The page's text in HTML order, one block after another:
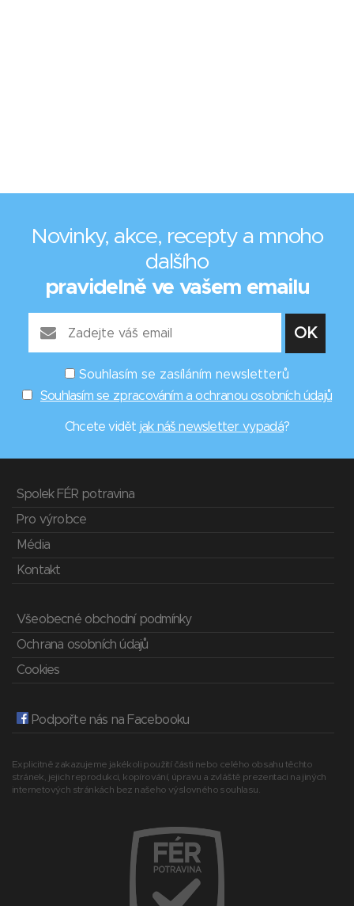
Novinky, akce, recepty a mnoho
dalšího
pravidelně ve vašem emailu
Souhlasím se zasíláním newsletterů
Souhlasím se zpracováním a ochranou osobních údajů
Chcete vidět jak náš newsletter vypadá?
Spolek FÉR potravina
Pro výrobce
Média
Kontakt
Všeobecné obchodní podmínky
Ochrana osobních údajů
Cookies
Podpořte nás na Facebooku
Explicitně zakazujeme jakékoli použití části nebo celého obsahu těchto
stránek, jejich reprodukci, kopírování, úpravu a zvláště prezentaci na jiných
internetových stránkách bez našeho výslovného souhlasu.